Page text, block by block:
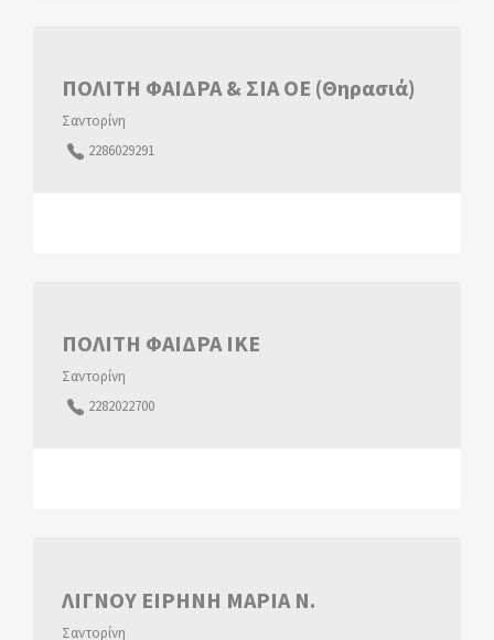
ΠΟΛΙΤΗ ΦΑΙΔΡΑ & ΣΙΑ ΟΕ (Θηρασιά)
Σαντορίνη
2286029291
ΠΟΛΙΤΗ ΦΑΙΔΡΑ ΙΚΕ
Σαντορίνη
2282022700
ΛΙΓΝΟΥ ΕΙΡΗΝΗ ΜΑΡΙΑ Ν.
Σαντορίνη